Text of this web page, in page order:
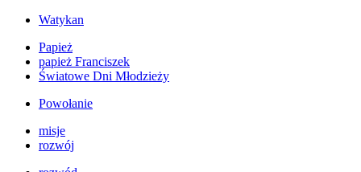
Watykan
Papież
papież Franciszek
Światowe Dni Młodzieży
Powołanie
misje
rozwój